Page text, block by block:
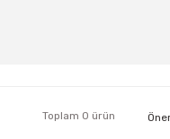
Toplam 0 ürün